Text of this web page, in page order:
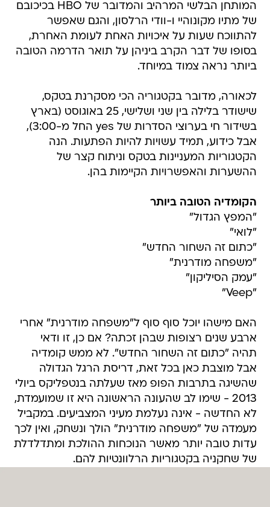
המותחן הבלשי המרהיב והמדובר של HBO בכיכובם
של מתיו מקונוהיי ו-וודי הרלסון, והגם שאפשר
להתווכח שעות על איכויות האחת לעומת האחרת,
בסופו של דבר הקרב ביניהן על תואר הדרמה הטובה
ביותר נראה צמוד במיוחד.
לכאורה, מדובר בקטגוריה הכי מסקרנת בטקס,
שישודר בלילה בין שני ושלישי, 25 באוגוסט (בארץ
בשידור חי בערוצי הסדרות של yes החל מ-3:00),
אבל כידוע, תמיד עשויות להיות הפתעות. הנה
הקטגוריות המעניינות בטקס וניתוח קצר של
ההשערות והאפשרויות הקיימות בהן.
הקומדיה הטובה ביותר
"המפץ הגדול"
"לואי"
"כתום זה השחור החדש"
"משפחה מודרנית"
"עמק הסיליקון"
"Veep"
האם מישהו יוכל סוף סוף ל"משפחה מודרנית" אחרי
ארבע שנים רצופות שבהן זכתה? אם כן, זו ודאי
תהיה "כתום זה השחור החדש". לא ממש קומדיה
אבל מוצבת כאן בכל זאת, דריסת הרגל הגדולה
שהשיגה בתרבות הפופ מאז שעלתה בנטפליקס ביולי
2013 - שימו לב שהעונה הראשונה היא זו שמועמדת,
לא החדשה - אינה נעלמת מעיני המצביעים. במקביל
מעמדה של "משפחה מודרנית" הולך ונשחק, ואין לכך
עדות טובה יותר מאשר הנוכחות ההולכת ומתדלדלת
של שחקניה בקטגוריות הרלוונטיות להם.